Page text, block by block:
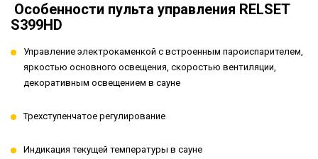
Особенности пульта управления RELSET
S399HD
Управление электрокаменкой с встроенным пароиспарителем,
яркостью основного освещения, скоростью вентиляции,
декоративным освещением в сауне
Трехступенчатое регулирование
Индикация текущей температуры в сауне